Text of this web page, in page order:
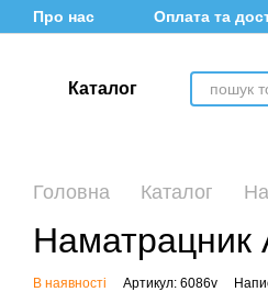
Перейти до основного контенту
Про нас Оплата та
Каталог
Головна Каталог
Наматрацник
В наявності Артикул: 6086v